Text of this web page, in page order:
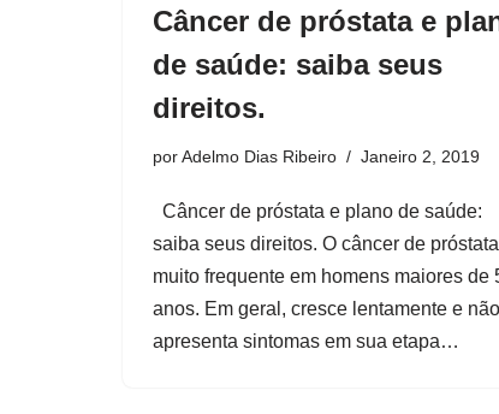
Câncer de próstata e
de saúde: saiba seus
direitos.
porAdelmo Dias Ribeiro Janeiro 2, 2019
Câncer de próstata e plano de saúde:
saiba seus direitos. O câncer de
muito frequente em homens maiores de
anos. Em geral, cresce lentamente e não
apresenta sintomas em sua etapa…